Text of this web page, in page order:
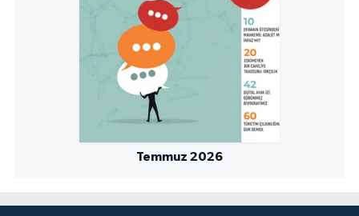
Temmuz 2026
Siirt Müftülüğü
Sinop Müftülüğü
Sivas Müftülüğü